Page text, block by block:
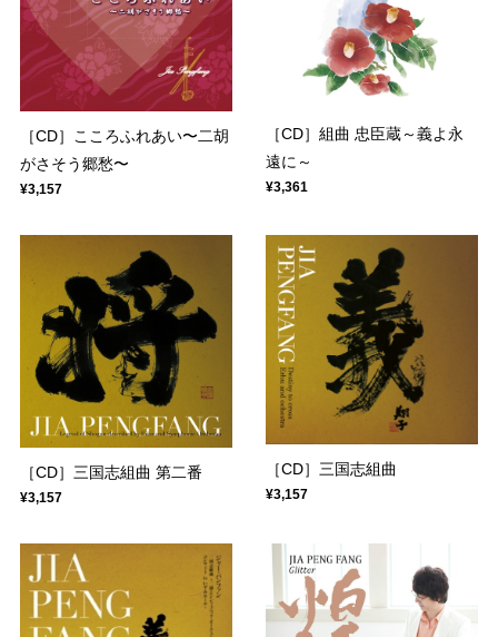
［CD］こころふれあい〜二胡
がさそう郷愁〜
¥3,157
［CD］組曲 忠臣蔵～義よ永
遠に～
¥3,361
［CD］三国志組曲 第二番
¥3,157
［CD］三国志組曲
¥3,157